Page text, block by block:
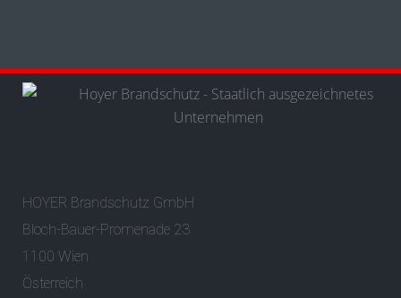
HOYER Brandschutz GmbH
Bloch-Bauer-Promenade 23
1100 Wien
Österreich